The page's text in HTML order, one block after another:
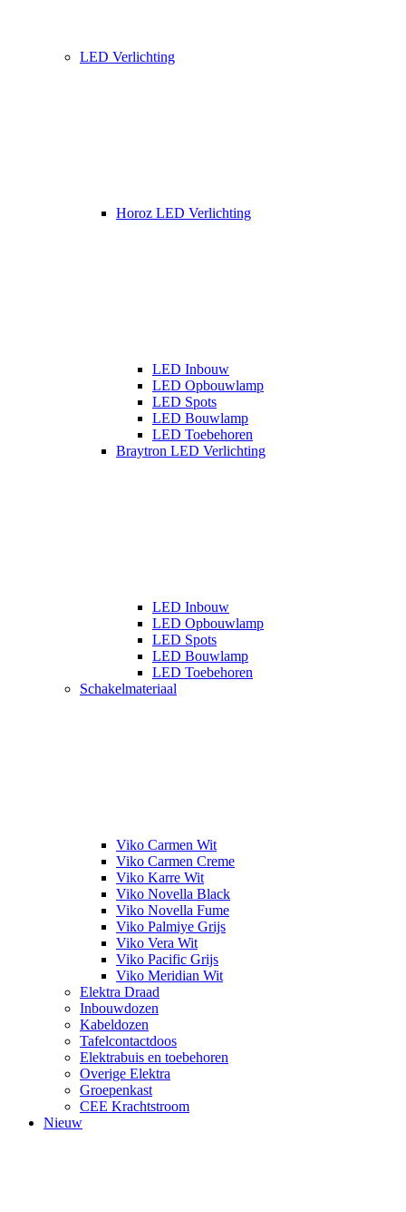
LED Verlichting
Horoz LED Verlichting
LED Inbouw
LED Opbouwlamp
LED Spots
LED Bouwlamp
LED Toebehoren
Braytron LED Verlichting
LED Inbouw
LED Opbouwlamp
LED Spots
LED Bouwlamp
LED Toebehoren
Schakelmateriaal
Viko Carmen Wit
Viko Carmen Creme
Viko Karre Wit
Viko Novella Black
Viko Novella Fume
Viko Palmiye Grijs
Viko Vera Wit
Viko Pacific Grijs
Viko Meridian Wit
Elektra Draad
Inbouwdozen
Kabeldozen
Tafelcontactdoos
Elektrabuis en toebehoren
Overige Elektra
Groepenkast
CEE Krachtstroom
Nieuw